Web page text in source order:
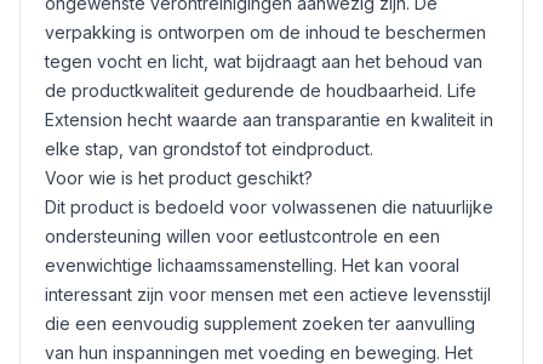
verpakking is ontworpen om de inhoud te beschermen
tegen vocht en licht, wat bijdraagt aan het behoud van
de productkwaliteit gedurende de houdbaarheid. Life
Extension hecht waarde aan transparantie en kwaliteit in
elke stap, van grondstof tot eindproduct.
Voor wie is het product geschikt?
Dit product is bedoeld voor volwassenen die natuurlijke
ondersteuning willen voor eetlustcontrole en een
evenwichtige lichaamssamenstelling. Het kan vooral
interessant zijn voor mensen met een actieve levensstijl
die een eenvoudig supplement zoeken ter aanvulling
van hun inspanningen met voeding en beweging. Het